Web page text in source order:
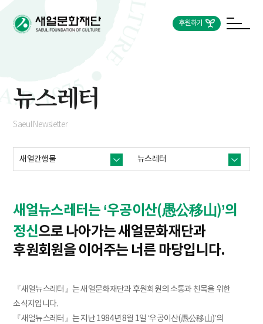
후원하기
뉴스레터
Saeul Newsletter
새얼간행물 뉴스레터
새얼뉴스레터는 ‘우공이산(愚公移山)’의
정신으로 나아가는 새얼문화재단과
후원회원을 이어주는 너른 마당입니다.
『새얼뉴스레터』는 새얼문화재단과 후원회원의 소통과 친목을 위한
소식지입니다.
『새얼뉴스레터』는 지난 1984년 8월 1일 ‘우공이산(愚公移山)’의